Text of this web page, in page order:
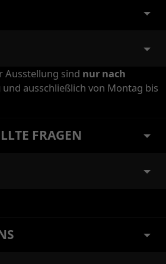
Ausstellung sind nur nach
und ausschließlich von Montag bis
FRAGEN